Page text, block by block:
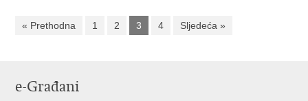
« Prethodna 1 2 3 4 Sljedeća »
e-Građani